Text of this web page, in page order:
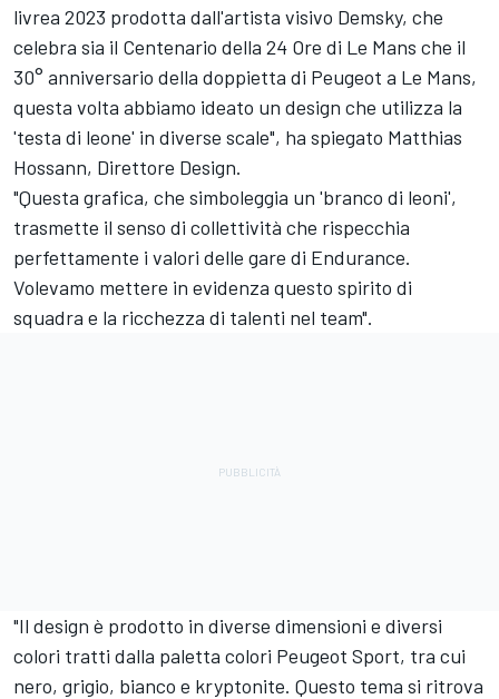
livrea 2023 prodotta dall'artista visivo Demsky, che
celebra sia il Centenario della 24 Ore di Le Mans che il
30° anniversario della doppietta di Peugeot a Le Mans,
questa volta abbiamo ideato un design che utilizza la
'testa di leone' in diverse scale", ha spiegato Matthias
Hossann, Direttore Design.
"Questa grafica, che simboleggia un 'branco di leoni',
trasmette il senso di collettività che rispecchia
perfettamente i valori delle gare di Endurance.
Volevamo mettere in evidenza questo spirito di
squadra e la ricchezza di talenti nel team".
"Il design è prodotto in diverse dimensioni e diversi
colori tratti dalla paletta colori Peugeot Sport, tra cui
nero, grigio, bianco e kryptonite. Questo tema si ritrova